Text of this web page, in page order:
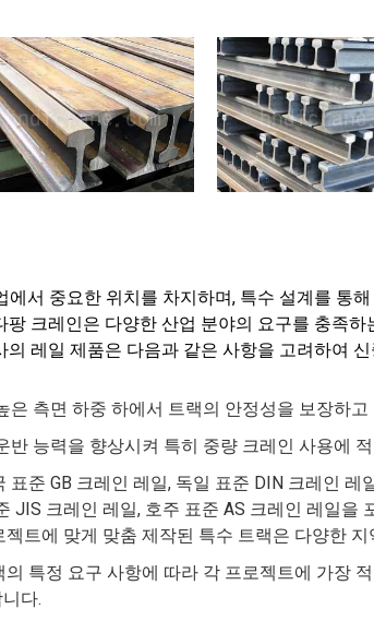
에서 중요한 위치를 차지하며, 특수 설계를 통
팡 크레인은 다양한 산업 분야의 요구를 충족
의 레일 제품은 다음과 같은 사항을 고려하여
은 측면 하중 하에서 트랙의 안정성을 보장하
반 능력을 향상시켜 특히 중량 크레인 사용에
표준 GB 크레인 레일, 독일 표준 DIN 크레인 레
JIS 크레인 레일, 호주 표준 AS 크레인 레일을
트에 맞게 맞춤 제작된 특수 트랙은 다양한
의 특정 요구 사항에 따라 각 프로젝트에 가장
다.